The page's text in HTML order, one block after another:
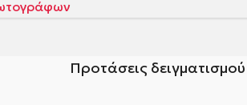
Προτάσεις δειγματισμού